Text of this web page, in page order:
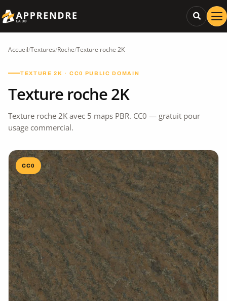
Accueil/Textures/Roche/Texture roche 2K
TEXTURE 2K · CC0 PUBLIC DOMAIN
Texture roche 2K
Texture roche 2K avec 5 maps PBR. CC0 — gratuit pour
usage commercial.
CC0